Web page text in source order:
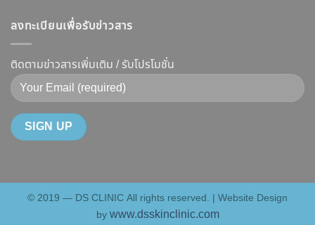
ดี
วิธี
นาน
ที่สุด
ผลลัพธ์
ต่าง
สมบูรณ์
สำหรับ
คน
ลงทะเบียนเพื่อรับข่าวสาร
ติดตามข่าวสารเพิ่มเติม / รับโปรโมชั่น
© 2019 — DS CLINIC All rights reserved. | Website Design
bywww.dsskinclinic.com